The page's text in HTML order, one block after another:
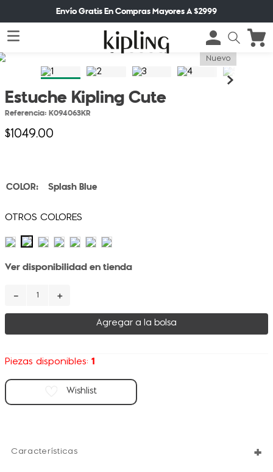
Envío Gratis En Compras Mayores A $2999
Nuevo
Estuche Kipling Cute
Referencia: K094063KR
$1049.00
Splash Blue
Ver disponibilidad en tienda
＋
－
Agregar a la bolsa
Piezas disponibles: 1
Características +